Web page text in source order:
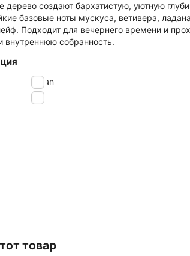
дерево создают бархатистую, уютную
базовые ноты мускуса, ветивера,
Подходит для вечернего времени и
собранность.
Afnan
Eps
товар